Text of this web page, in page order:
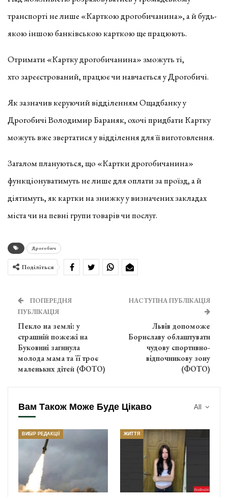
транспорті не лише «Карткою дрогобичанина», а й будь-
якою іншою банківською карткою ще працюють.
Отримати «Картку дрогобичанина» зможуть ті,
хто зареєстрований, працює чи навчається у Дрогобичі.
Як зазначив керуючий відділенням Ощадбанку у
Дрогобичі Володимир Бараняк, охочі придбати Картку
можуть вже звертатися у відділення для її виготовлення.
Загалом плануються, що «Картки дрогобичанина»
функціонуватимуть не лише для оплати за проїзд, а й
діятимуть, як картки на знижку у визначених закладах
міста чи на певні групи товарів чи послуг.
Дрогобич
Поділіться
ПОПЕРЕДНЯ
ПУБЛІКАЦІЯ
Пекло на землі: у
страшній пожежі на
Буковині загинула
молода мама та її троє
маленьких дітей (ФОТО)
НАСТУПНА ПУБЛІКАЦІЯ
Львів допоможе
Бориславу облаштувати
чудову спортивно-
відпочинкову зону
(ФОТО)
All
Вам Також Може Буде Цікаво
ВИБІР РЕДАКЦІЇ ЖИТТЯ